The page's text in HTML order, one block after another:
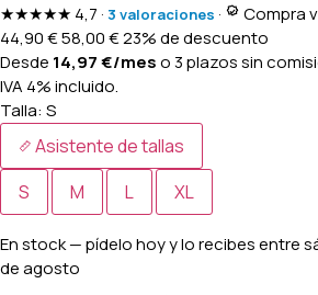
★★★★★ 4,7 · 3 valoraciones ·
Compra
44,90€58,00€23% de descuento
Desde 14,97€/meso 3 plazos sin
IVA 4% incluido.
Talla: S
Asistente de tallas
S
M L XL
En stock— pídelo hoy y lo recibes entre
de agosto